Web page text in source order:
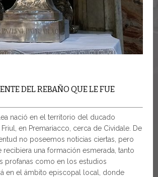
DEL REBAÑO QUE LE FUE
nació en el territorio del ducado
en Premariacco, cerca de Cividale. De
no poseemos noticias ciertas, pero
recibiera una formación esmerada, tanto
profanas como en los estudios
en el ámbito episcopal local, donde